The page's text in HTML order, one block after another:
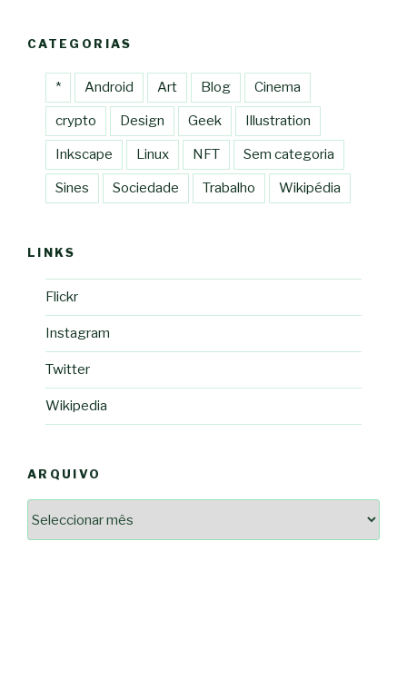
CATEGORIAS
* Android Art Blog Cinema
crypto Design Geek Illustration
Inkscape Linux NFT Sem categoria
Sines Sociedade Trabalho Wikipédia
LINKS
Flickr
Instagram
Twitter
Wikipedia
ARQUIVO